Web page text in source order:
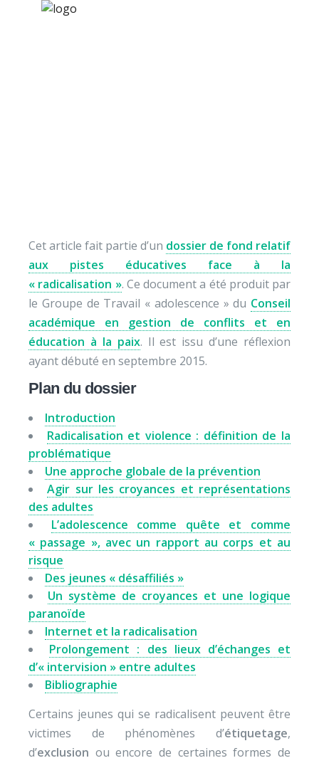
Cet article fait partie d’un dossier de fond relatif
aux pistes éducatives face à la
« radicalisation ». Ce document a été produit par
le Groupe de Travail « adolescence » du Conseil
académique en gestion de conflits et en
éducation à la paix. Il est issu d’une réflexion
ayant débuté en septembre 2015.
Plan du dossier
Introduction
Radicalisation et violence : définition de la
problématique
Une approche globale de la prévention
Agir sur les croyances et représentations
des adultes
L’adolescence comme quête et comme
« passage », avec un rapport au corps et au
risque
Des jeunes « désaffiliés »
Un système de croyances et une logique
paranoïde
Internet et la radicalisation
Prolongement : des lieux d’échanges et
d’« intervision » entre adultes
Bibliographie
Certains jeunes qui se radicalisent peuvent être
victimes de phénomènes d’étiquetage,
d’exclusion ou encore de certaines formes de